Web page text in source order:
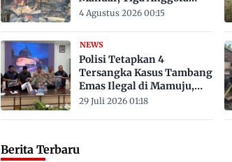
Keluarga Tewas Terjebak
4 Agustus 2026 00:15
NEWS
Polisi Tetapkan 4
Tersangka Kasus Tambang
Emas Ilegal di Mamuju,
Satu ASN
29 Juli 2026 01:18
Berita Terbaru